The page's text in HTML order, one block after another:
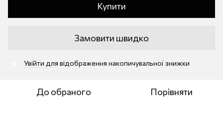
Купити
Замовити швидко
Увійти для відображення накопичувальної знижки
До обраного Порівняти